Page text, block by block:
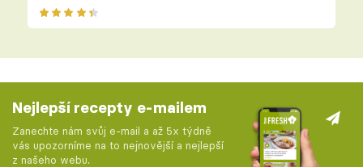
Nejlepší recepty e-mailem
Zanechte nám svůj e-mail a až 5x týdně
vás upozorníme na to nejnovější a nejlepší
z našeho webu.